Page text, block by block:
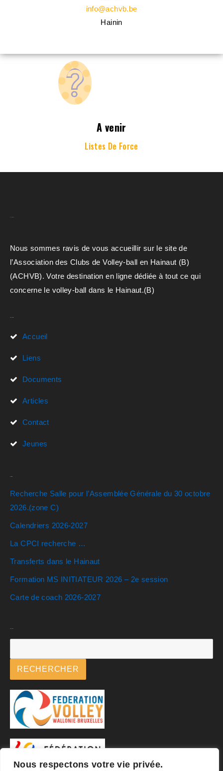
Nous respectons votre vie privée.
info@achvb.be
Hainin
A venir
Listes De Force
Nous sommes ravis de vous accueillir sur le site de
l’Association des Clubs de Volley-ball en Hainaut (B)
(ACHVB). Votre destination en ligne dédiée à tout ce qui
concerne le volley-ball dans le Hainaut.(B)
Accueil
Liens
Documents
Articles
Contact
Jeunes
Recherche Salle pour l’Assemblée Générale du 30 octobre
2026.(zone C)
Calendriers 2026-2027
La CPCI recherche …
Transferts dans le Hainaut
Formation MS INITIATEUR 2026 – 2e session
Carte de coach 2026-2027
RECHERCHER